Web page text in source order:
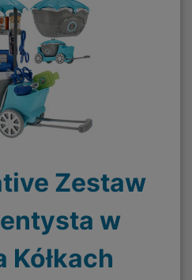
Zestaw
w
Kółkach